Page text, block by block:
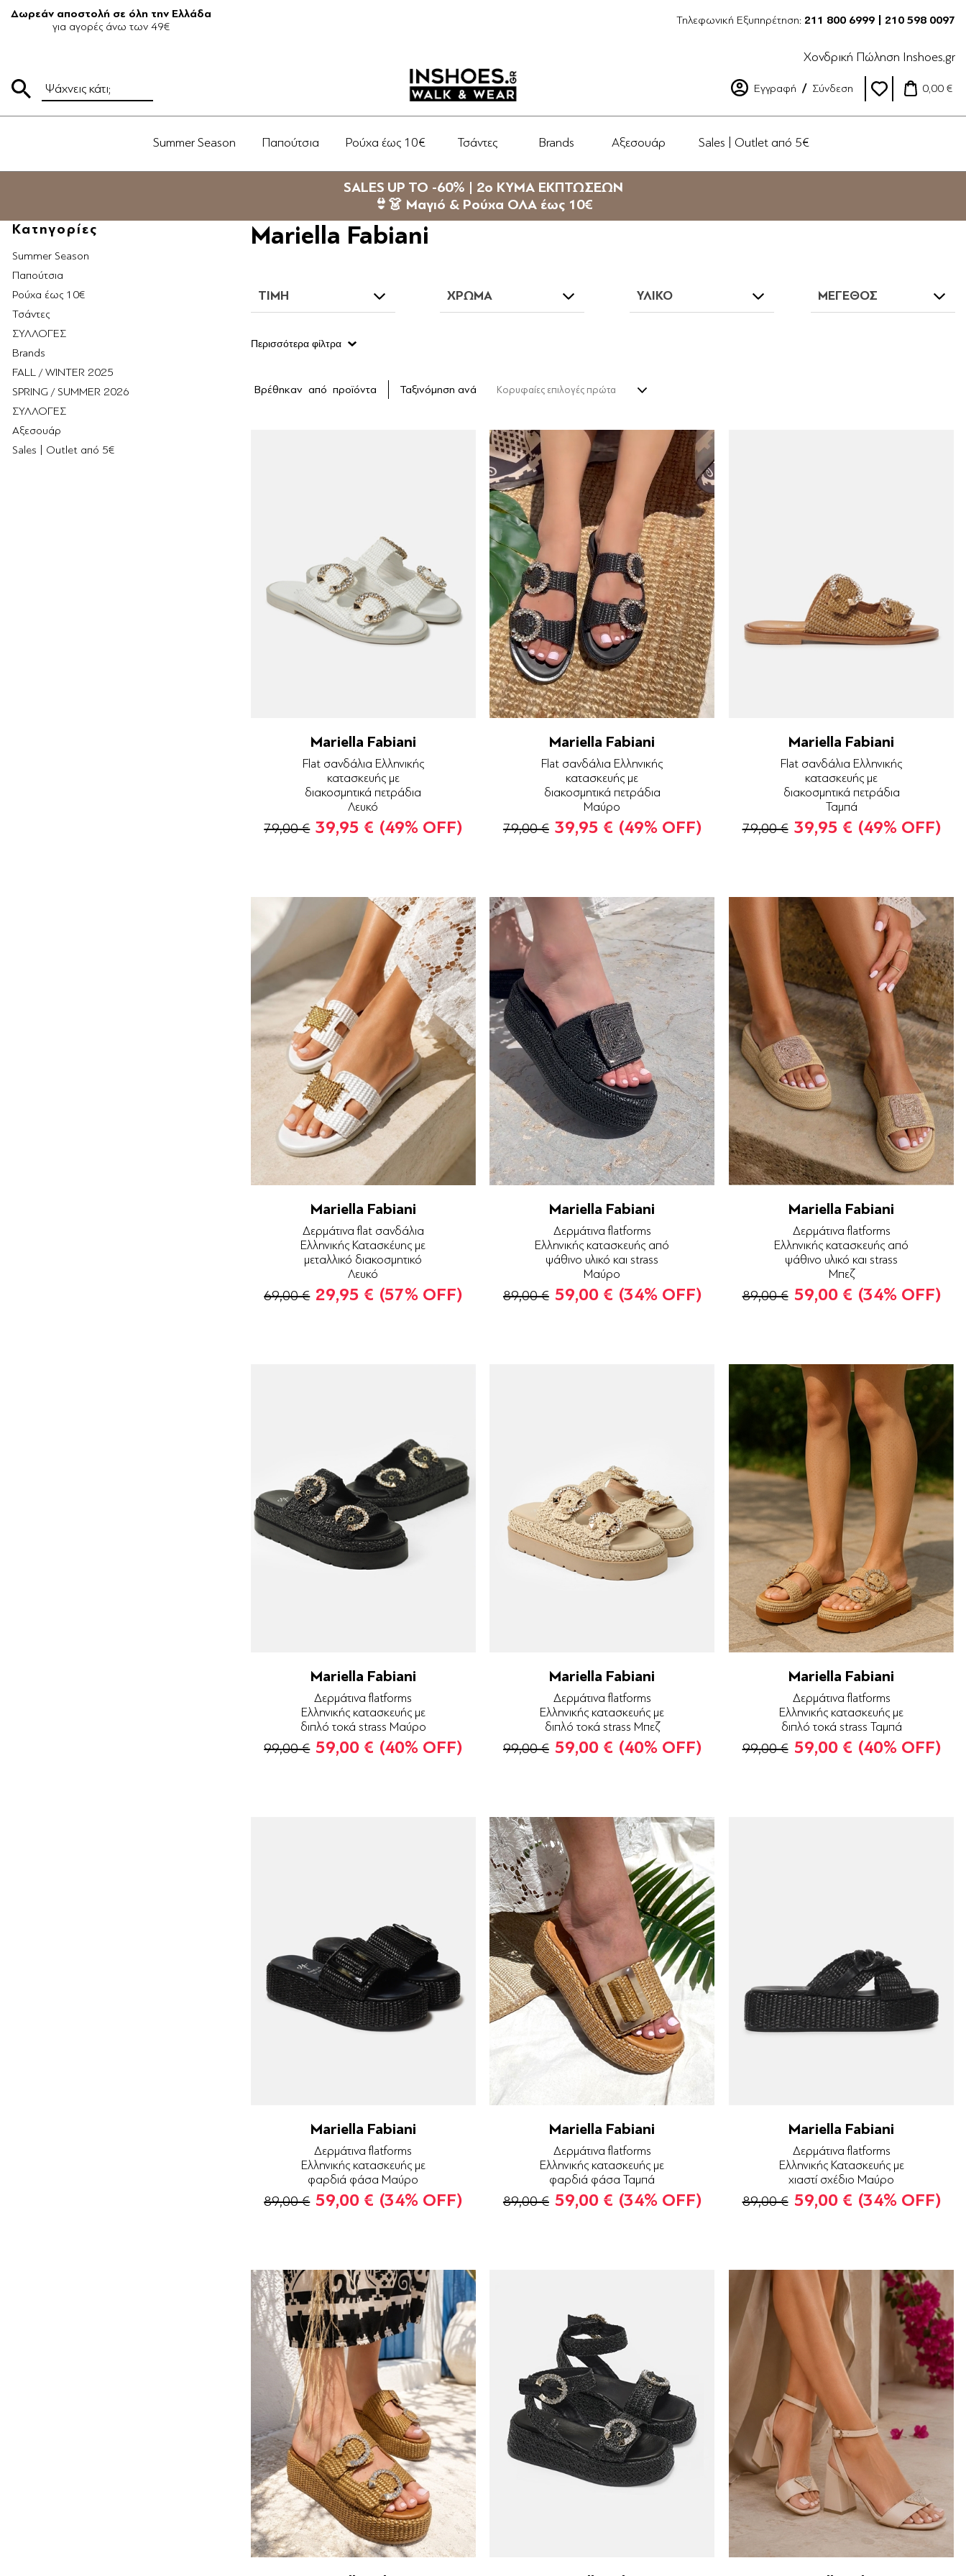
Δωρεάν αποστολή σε όλη την Ελλάδα
για αγορές άνω των 49€
Τηλεφωνική Εξυπηρέτηση: 211 800 6999 | 210 598 0097
Χονδρική Πώληση Inshoes.gr
Εγγραφή Σύνδεση 0,00 €
Summer Season Παπούτσια Ρούχα έως 10€ Τσάντες Brands Αξεσουάρ Sales | Outlet από 5€
SALES UP TO -60% | 2ο ΚΥΜΑ ΕΚΠΤΩΣΕΩΝ
👙👗 Μαγιό & Ρούχα ΟΛΑ έως 10€
Κατηγορίες
Summer Season
Παπούτσια
Ρούχα έως 10€
Τσάντες
ΣΥΛΛΟΓΕΣ
Brands
FALL / WINTER 2025
SPRING / SUMMER 2026
ΣΥΛΛΟΓΕΣ
Αξεσουάρ
Sales | Outlet από 5€
Mariella Fabiani
ΤΙΜΗ ΧΡΏΜΑ ΥΛΙΚΟ ΜΕΓΕΘΟΣ
Περισσότερα φίλτρα
Βρέθηκαν από προϊόντα Ταξινόμηση ανά
Mariella Fabiani
Flat σανδάλια Ελληνικής
κατασκευής με
διακοσμητικά πετράδια
Λευκό
79,00 € 39,95 € (49% OFF)
Mariella Fabiani
Flat σανδάλια Ελληνικής
κατασκευής με
διακοσμητικά πετράδια
Μαύρο
79,00 € 39,95 € (49% OFF)
Mariella Fabiani
Flat σανδάλια Ελληνικής
κατασκευής με
διακοσμητικά πετράδια
Ταμπά
79,00 € 39,95 € (49% OFF)
Mariella Fabiani
Δερμάτινα flat σανδάλια
Ελληνικής Κατασκέυης με
μεταλλικό διακοσμητικό
Λευκό
69,00 € 29,95 € (57% OFF)
Mariella Fabiani
Δερμάτινα flatforms
Ελληνικής κατασκευής από
ψάθινο υλικό και strass
Μαύρο
89,00 € 59,00 € (34% OFF)
Mariella Fabiani
Δερμάτινα flatforms
Ελληνικής κατασκευής από
ψάθινο υλικό και strass
Μπεζ
89,00 € 59,00 € (34% OFF)
Mariella Fabiani
Δερμάτινα flatforms
Ελληνικής κατασκευής με
διπλό τοκά strass Μαύρο
99,00 € 59,00 € (40% OFF)
Mariella Fabiani
Δερμάτινα flatforms
Ελληνικής κατασκευής με
διπλό τοκά strass Μπεζ
99,00 € 59,00 € (40% OFF)
Mariella Fabiani
Δερμάτινα flatforms
Ελληνικής κατασκευής με
διπλό τοκά strass Ταμπά
99,00 € 59,00 € (40% OFF)
Mariella Fabiani
Δερμάτινα flatforms
Ελληνικής κατασκευής με
φαρδιά φάσα Μαύρο
89,00 € 59,00 € (34% OFF)
Mariella Fabiani
Δερμάτινα flatforms
Ελληνικής κατασκευής με
φαρδιά φάσα Ταμπά
89,00 € 59,00 € (34% OFF)
Mariella Fabiani
Δερμάτινα flatforms
Ελληνικής Κατασκευής με
χιαστί σχέδιο Μαύρο
89,00 € 59,00 € (34% OFF)